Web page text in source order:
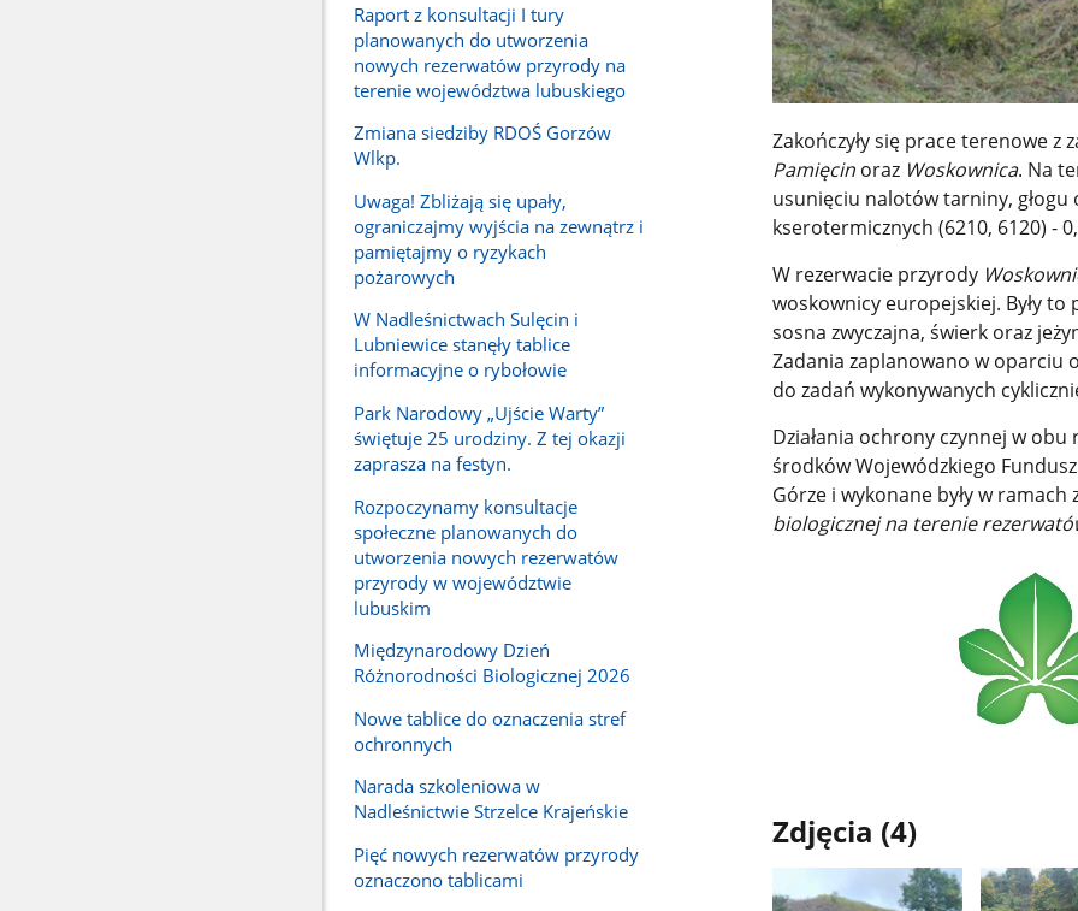
Raport z konsultacji I tury
planowanych do utworzenia
nowych rezerwatów przyrody na
terenie województwa lubuskiego
Zmiana siedziby RDOŚ Gorzów
Wlkp.
Uwaga! Zbliżają się upały,
ograniczajmy wyjścia na zewnątrz i
pamiętajmy o ryzykach
pożarowych
W Nadleśnictwach Sulęcin i
Lubniewice stanęły tablice
informacyjne o rybołowie
Park Narodowy „Ujście Warty”
świętuje 25 urodziny. Z tej okazji
zaprasza na festyn.
Rozpoczynamy konsultacje
społeczne planowanych do
utworzenia nowych rezerwatów
przyrody w województwie
lubuskim
Międzynarodowy Dzień
Różnorodności Biologicznej 2026
Nowe tablice do oznaczenia stref
ochronnych
Narada szkoleniowa w
Nadleśnictwie Strzelce Krajeńskie
Pięć nowych rezerwatów przyrody
oznaczono tablicami
Zakończyły się prace terenowe
Pamięcin oraz Woskownica. Na
usunięciu nalotów tarniny,
kserotermicznych (6210, 6120) -
W rezerwacie przyrody
woskownicy europejskiej. Były
sosna zwyczajna, świerk oraz
Zadania zaplanowano w oparciu
do zadań wykonywanych
Działania ochrony czynnej w
środków Wojewódzkiego
Górze i wykonane były w ramach
biologicznej na terenie
Zdjęcia (4)